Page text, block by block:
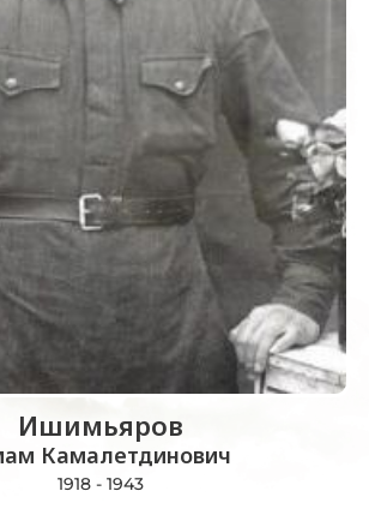
Ишимьяров
Камалетдинович
1918 - 1943